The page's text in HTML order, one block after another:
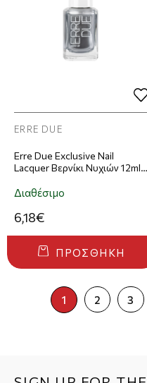
ERRE DUE
Erre Due Exclusive Nail
Lacquer Βερνίκι Νυχιών 12ml –
Διαθέσιμο
6,18€
ΠΡΟΣΘΉΚΗ
1 2 3